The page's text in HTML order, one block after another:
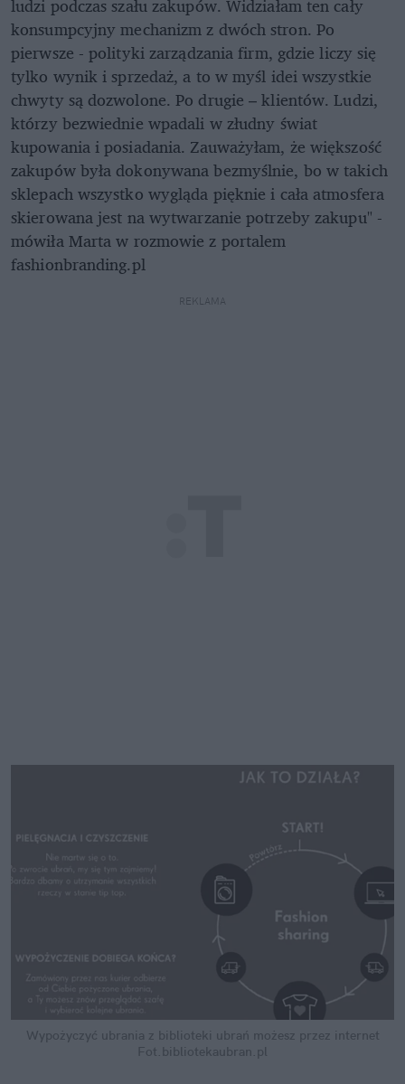
konsumpcyjny mechanizm z dwóch stron. Po
pierwsze - polityki zarządzania firm, gdzie liczy się
tylko wynik i sprzedaż, a to w myśl idei wszystkie
chwyty są dozwolone. Po drugie – klientów. Ludzi,
którzy bezwiednie wpadali w złudny świat
kupowania i posiadania. Zauważyłam, że większość
zakupów była dokonywana bezmyślnie, bo w takich
sklepach wszystko wygląda pięknie i cała atmosfera
skierowana jest na wytwarzanie potrzeby zakupu" -
mówiła Marta w rozmowie z portalem
fashionbranding.pl
REKLAMA
Wypożyczyć ubrania z biblioteki ubrań możesz przez internet
Fot.bibliotekaubran.pl